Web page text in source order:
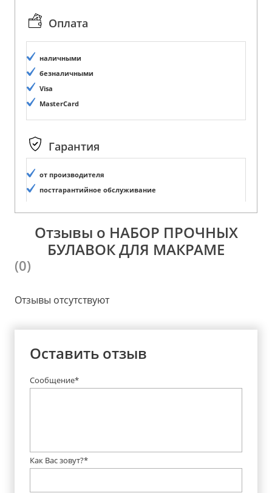
Оплата
наличными
безналичными
Visa
MasterCard
Гарантия
от производителя
постгарантийное обслуживание
Отзывы о НАБОР ПРОЧНЫХ
БУЛАВОК ДЛЯ МАКРАМЕ
(0)
Отзывы отсутствуют
Оставить отзыв
Сообщение*
Как Вас зовут?*